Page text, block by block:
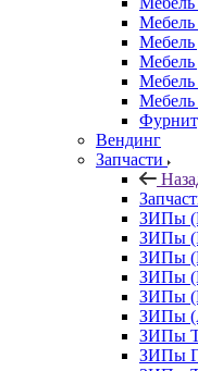
Мебель
Мебель
Мебель
Мебель
Мебель
Вендинг
Запчасти
ЗИПы
ЗИПы
ЗИПы
ЗИПы
ЗИПы
ЗИПы
ЗИПы
ЗИПы